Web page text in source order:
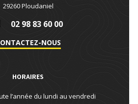
29260Ploudaniel
02 98 83 60 00
NOUS
HORAIRES
l’année du lundi au vendredi